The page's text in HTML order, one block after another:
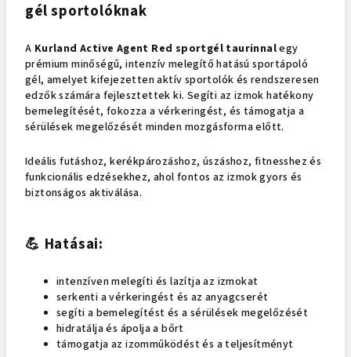
gél sportolóknak
A Kurland Active Agent Red sportgél taurinnalegy
prémium minőségű, intenzív melegítő hatású sportápoló
gél, amelyet kifejezetten aktív sportolók és rendszeresen
edzők számára fejlesztettek ki. Segíti az izmok hatékony
bemelegítését, fokozza a vérkeringést, és támogatja a
sérülések megelőzését minden mozgásforma előtt.
Ideális futáshoz, kerékpározáshoz, úszáshoz, fitnesshez és
funkcionális edzésekhez, ahol fontos az izmok gyors és
biztonságos aktiválása.
💪 Hatásai:
intenzíven melegíti és lazítja az izmokat
serkenti a vérkeringést és az anyagcserét
segíti a bemelegítést és a sérülések megelőzését
hidratálja és ápolja a bőrt
támogatja az izomműködést és a teljesítményt